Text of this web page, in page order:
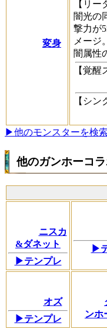
変身
【リー
闇光の
撃力が
メージ。
闇属性
【覚醒
【シン
▶他のモンスターを検
他のガンホーコ
ニスカ
&ダネット
▶テンプレ
▶
オズ
▶テンプレ
ンホ